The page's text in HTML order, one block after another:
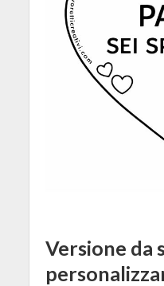
Versione da